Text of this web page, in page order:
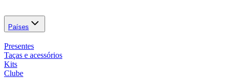
Países
Presentes
Taças e acessórios
Kits
Clube